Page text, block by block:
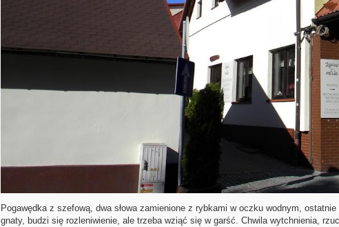
Pogawędka z szefową, dwa słowa zamienione z rybkami w oczku wodnym,
gnaty, budzi się rozleniwienie, ale trzeba wziąć się w garść. Chwila wytchnienia,